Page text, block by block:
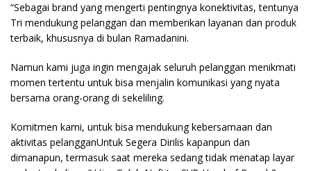
“Sebagai brand yang mengerti pentingnya konektivitas, tentunya
Tri mendukung pelanggan dan memberikan layanan dan produk
terbaik, khususnya di bulan Ramadanini.
Namun kami juga ingin mengajak seluruh pelanggan menikmati
momen tertentu untuk bisa menjalin komunikasi yang nyata
bersama orang-orang di sekeliling.
Komitmen kami, untuk bisa mendukung kebersamaan dan
aktivitas pelangganUntuk Segera Dirilis kapanpun dan
dimanapun, termasuk saat mereka sedang tidak menatap layar